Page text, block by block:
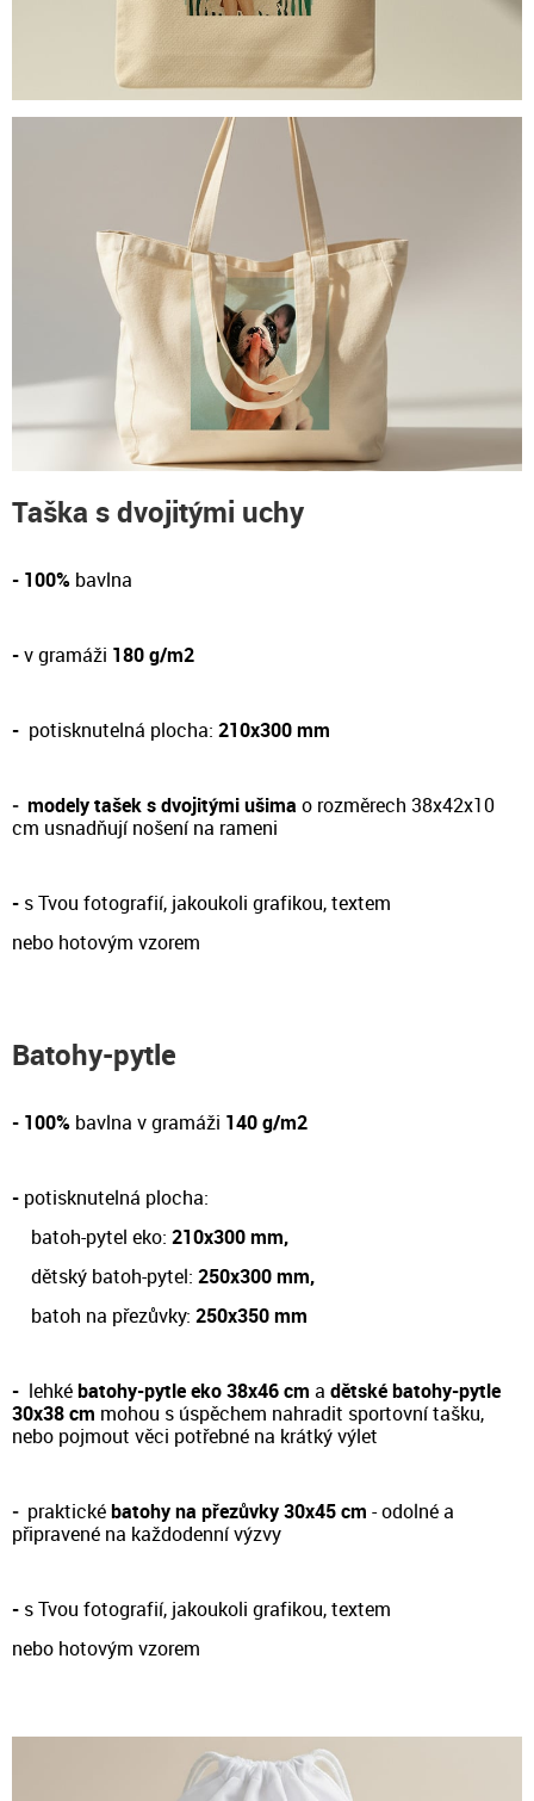
Taška s dvojitými uchy
- 100% bavlna
-v gramáži 180 g/m2
- potisknutelná plocha: 210x300 mm
- modely tašek s dvojitými ušima o rozměrech 38x42x10
cm usnadňují nošení na rameni
- s Tvou fotografií, jakoukoli grafikou, textem
nebo hotovým vzorem
Batohy-pytle
- 100% bavlna v gramáži 140 g/m2
- potisknutelná plocha:
batoh-pytel eko: 210x300 mm,
dětský batoh-pytel: 250x300 mm,
batoh na přezůvky: 250x350 mm
- lehkébatohy-pytle eko 38x46 cm a dětské batohy-pytle
30x38 cm mohou s úspěchem nahradit sportovní tašku,
nebo pojmout věci potřebné na krátký výlet
- praktickébatohy na přezůvky 30x45 cm - odolné a
připravené na každodenní výzvy
- s Tvou fotografií, jakoukoli grafikou, textem
nebo hotovým vzorem